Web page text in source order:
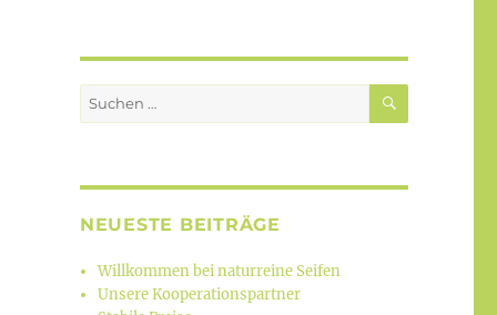
Suchen
nach:
SUCHEN
NEUESTE BEITRÄGE
Willkommen bei naturreine Seifen
Unsere Kooperationspartner